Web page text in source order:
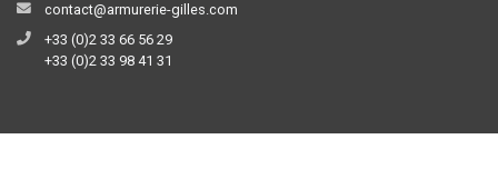
contact@armurerie-gilles.com
+33 (0)2 33 66 56 29
+33 (0)2 33 98 41 31